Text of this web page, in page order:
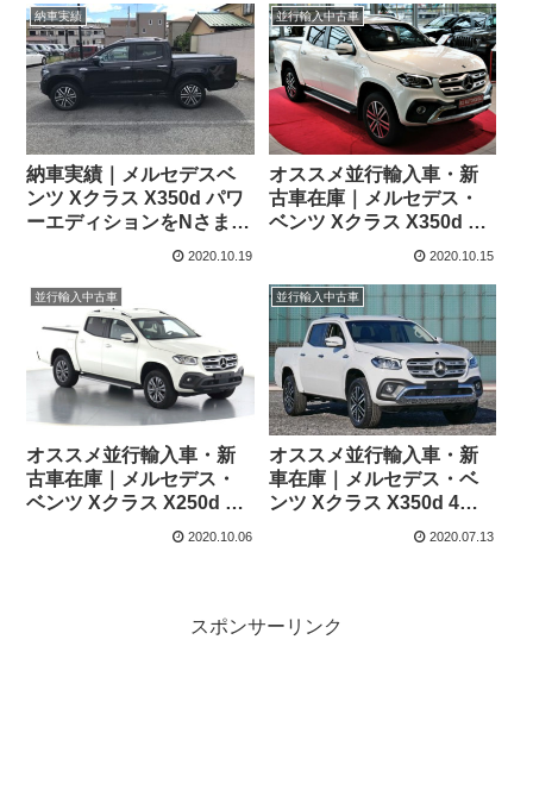
ドルシフト付き7G-
TRONIC PLUS 左ハンド
ル
荷台ライナー付き) パドル
シフト付き7G-TRONIC
PLUS 左ハンドル
納車実績
納車実績｜メルセデスベ
ンツ Xクラス X350d パワ
ーエディションをNさま様
2020.10.19
並行輸入中古車
オススメ並行輸入車・新
古車在庫｜メルセデス・
ベンツ Xクラス X350d 4
マチック パワーエディシ
荷台ライナー付き) パドル
シフト付き7G-TRONIC
PLUS 左ハンドル
2020.10.15
並行輸入中古車
オススメ並行輸入車・新
古車在庫｜メルセデス・
ベンツ Xクラス X250d 4
マチック プログレッシブ
2020.10.06
並行輸入中古車
オススメ並行輸入車・新
車在庫｜メルセデス・ベ
ンツ Xクラス X350d 4マ
チック 7G-TronicPlus パ
2020.07.13
スポンサーリンク